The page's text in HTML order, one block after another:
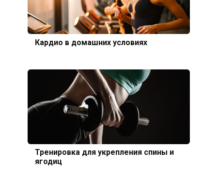
Кардио в домашних условиях
Тренировка для укрепления спины и
ягодиц